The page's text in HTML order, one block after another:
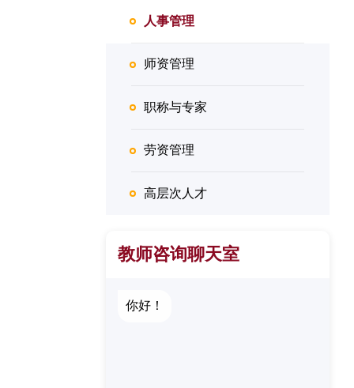
人事管理
师资管理
职称与专家
劳资管理
高层次人才
教师咨询聊天室
你好！